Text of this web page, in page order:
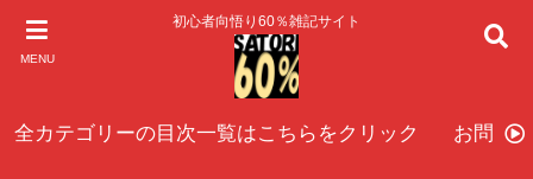
MENU
初心者向悟り60％雑記サイト
全カテゴリーの目次一覧はこちらをクリック お問い